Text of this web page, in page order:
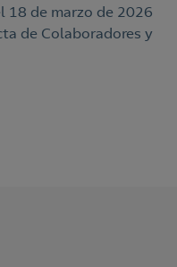
18 de marzo de 2026
de Colaboradores y